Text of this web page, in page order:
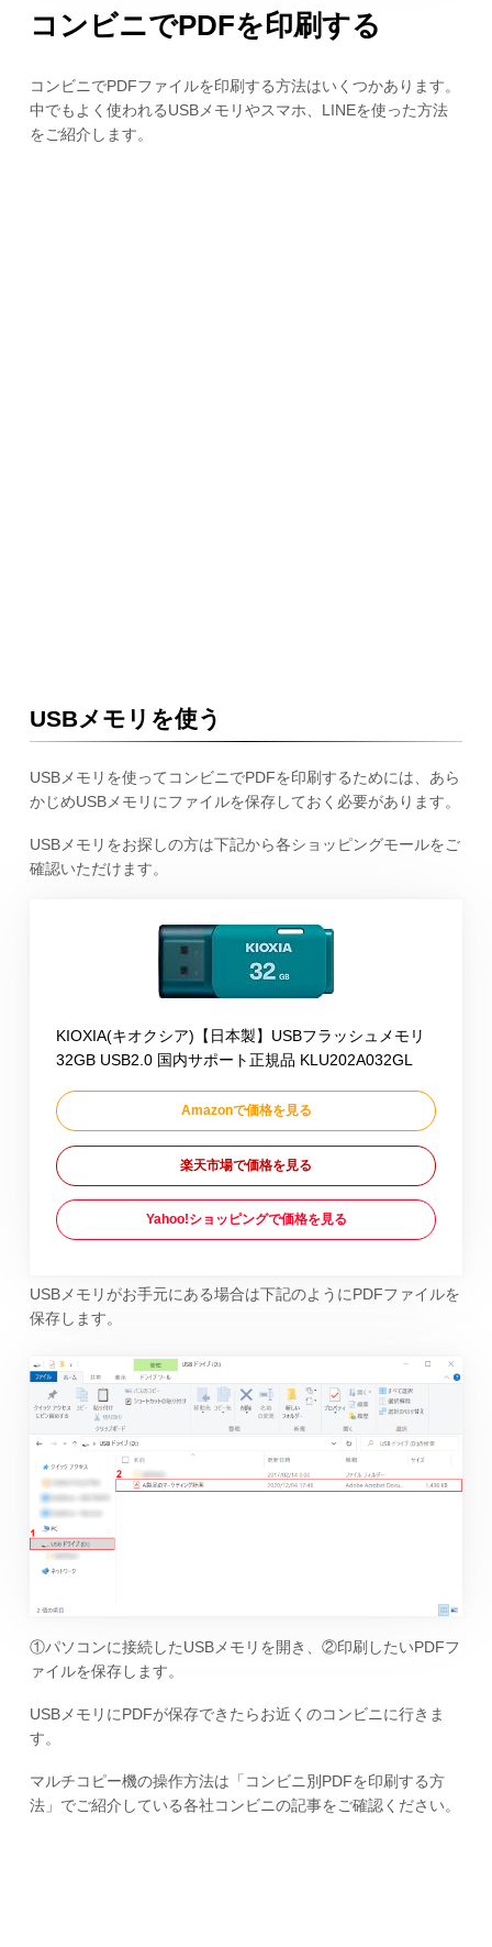
コンビニでPDFを印刷する
コンビニでPDFファイルを印刷する方法はいくつかあります。
中でもよく使われるUSBメモリやスマホ、LINEを使った方法
をご紹介します。
USBメモリを使う
USBメモリを使ってコンビニでPDFを印刷するためには、あら
かじめUSBメモリにファイルを保存しておく必要があります。
USBメモリをお探しの方は下記から各ショッピングモールをご
確認いただけます。
KIOXIA(キオクシア)【日本製】USBフラッシュメモリ
32GB USB2.0 国内サポート正規品 KLU202A032GL
Amazonで価格を見る
楽天市場で価格を見る
Yahoo!ショッピングで価格を見る
USBメモリがお手元にある場合は下記のようにPDFファイルを
保存します。
①パソコンに接続したUSBメモリを開き、②印刷したいPDFフ
ァイルを保存します。
USBメモリにPDFが保存できたらお近くのコンビニに行きま
す。
マルチコピー機の操作方法は「コンビニ別PDFを印刷する方
法」でご紹介している各社コンビニの記事をご確認ください。